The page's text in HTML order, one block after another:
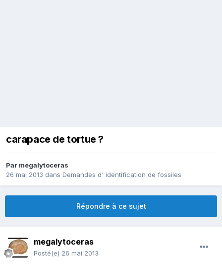
carapace de tortue ?
Par megalytoceras
26 mai 2013 dans Demandes d' identification de fossiles
Répondre à ce sujet
megalytoceras
Posté(e) 26 mai 2013